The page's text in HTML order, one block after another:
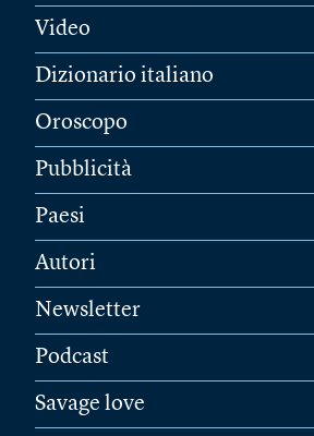
Video
Dizionario italiano
Oroscopo
Pubblicità
Paesi
Autori
Newsletter
Podcast
Savage love